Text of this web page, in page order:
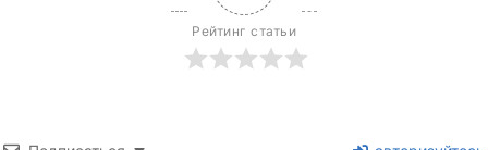
Рейтинг статьи